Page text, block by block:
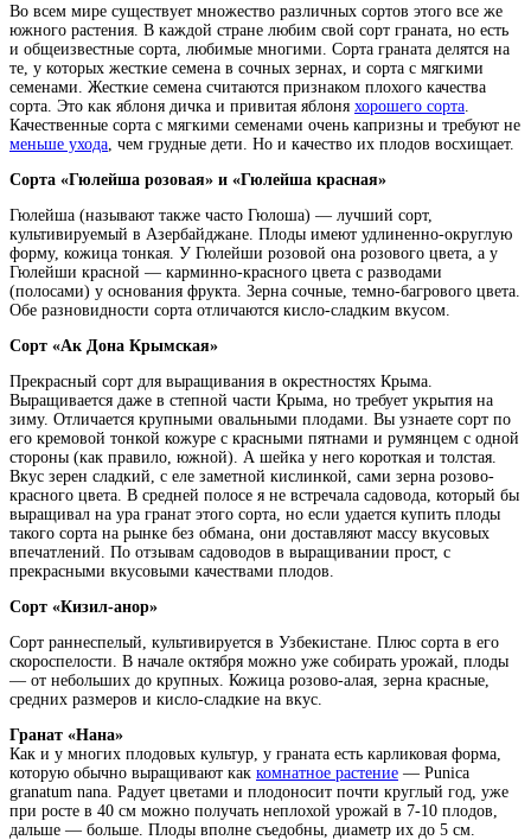
Во всем мире существует множество различных сортов этого все же
южного растения. В каждой стране любим свой сорт граната, но есть
и общеизвестные сорта, любимые многими. Сорта граната делятся на
те, у которых жесткие семена в сочных зернах, и сорта с мягкими
семенами. Жесткие семена считаются признаком плохого качества
сорта. Это как яблоня дичка и привитая яблоня хорошего сорта
Качественные сорта с мягкими семенами очень капризны и требуют не
меньше ухода , чем грудные дети. Но и качество их плодов восхищает.
Сорта «Гюлейша розовая» и «Гюлейша красная»
Гюлейша (называют также часто Гюлоша) — лучший сорт,
культивируемый в Азербайджане. Плоды имеют удлиненно-округлую
форму, кожица тонкая. У Гюлейши розовой она розового цвета, а у
Гюлейши красной — карминно-красного цвета с разводами
(полосами) у основания фрукта. Зерна сочные, темно-багрового цвета.
Обе разновидности сорта отличаются кисло-сладким вкусом.
Сорт «Ак Дона Крымская»
Прекрасный сорт для выращивания в окрестностях Крыма.
Выращивается даже в степной части Крыма, но требует укрытия на
зиму. Отличается крупными овальными плодами. Вы узнаете сорт по
его кремовой тонкой кожуре с красными пятнами и румянцем с одной
стороны (как правило, южной). А шейка у него короткая и толстая.
Вкус зерен сладкий, с еле заметной кислинкой, сами зерна розово-
красного цвета. В средней полосе я не встречала садовода, который бы
выращивал на ура гранат этого сорта, но если удается купить плоды
такого сорта на рынке без обмана, они доставляют массу вкусовых
впечатлений. По отзывам садоводов в выращивании прост, с
прекрасными вкусовыми качествами плодов.
Сорт «Кизил-анор»
Сорт раннеспелый, культивируется в Узбекистане. Плюс сорта в его
скороспелости. В начале октября можно уже собирать урожай, плоды
— от небольших до крупных. Кожица розово-алая, зерна красные,
средних размеров и кисло-сладкие на вкус.
Гранат «Нана»
Как и у многих плодовых культур, у граната есть карликовая форма,
которую обычно выращивают как комнатное растение — Punica
granatum nana. Радует цветами и плодоносит почти круглый год, уже
при росте в 40 см можно получать неплохой урожай в 7-10 плодов,
дальше — больше. Плоды вполне съедобны, диаметр их до 5 см.